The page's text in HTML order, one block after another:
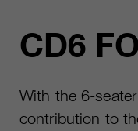
CD6
With the 6-
contribution to